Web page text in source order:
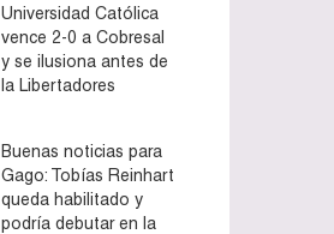
Universidad Católica
vence 2-0 a Cobresal
y se ilusiona antes de
la Libertadores
Buenas noticias para
Gago: Tobías Reinhart
queda habilitado y
podría debutar en la